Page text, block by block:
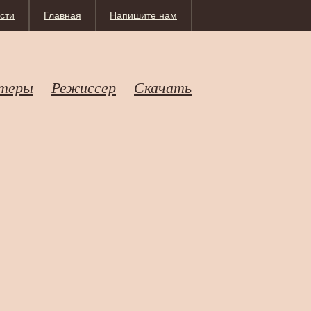
Напишите нам
Главная
Режиссер Скачать